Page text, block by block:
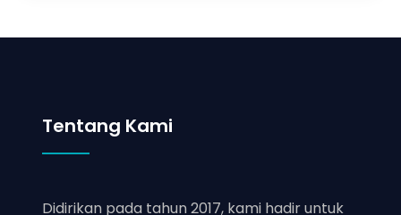
Tentang Kami
Didirikan pada tahun 2017, kami hadir untuk